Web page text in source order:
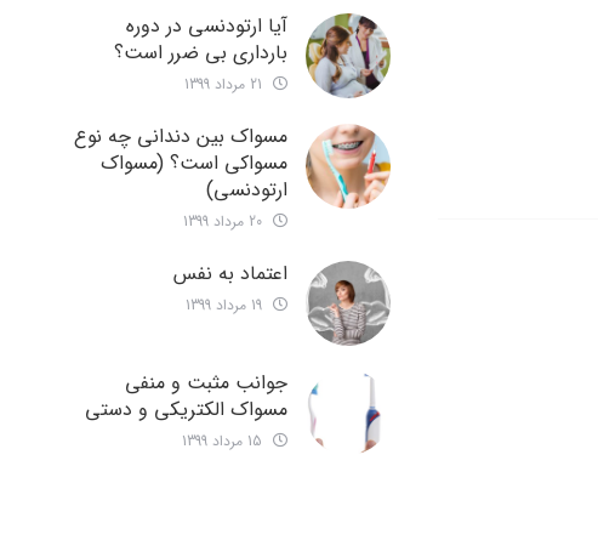
آیا ارتودنسی در دوره
بارداری بی ضرر است؟
مسواک بین دندانی چه نوع
مسواکی است؟ (مسواک
ارتودنسی)
اعتماد به نفس
جوانب مثبت و منفی
مسواک الکتریکی و دستی